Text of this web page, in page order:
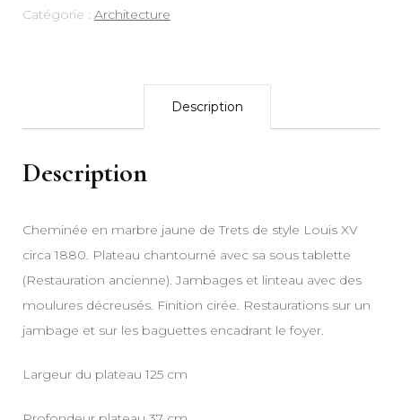
Catégorie : Architecture
Description
Description
Cheminée en marbre jaune de Trets de style Louis XV
circa 1880. Plateau chantourné avec sa sous tablette
(Restauration ancienne). Jambages et linteau avec des
moulures décreusés. Finition cirée. Restaurations sur un
jambage et sur les baguettes encadrant le foyer.
Largeur du plateau 125 cm